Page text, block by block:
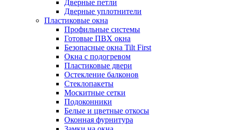
Дверные петли
Дверные уплотнители
Пластиковые окна
Профильные системы
Готовые ПВХ окна
Безопасные окна Tilt First
Окна с подогревом
Пластиковые двери
Остекление балконов
Стеклопакеты
Москитные сетки
Подоконники
Белые и цветные откосы
Оконная фурнитура